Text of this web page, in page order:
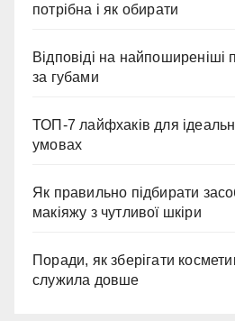
потрібна і як обирати
Відповіді на найпоширеніші
за губами
ТОП-7 лайфхаків для
умовах
Як правильно підбирати
макіяжу з чутливої шкіри
Поради, як зберігати
служила довше